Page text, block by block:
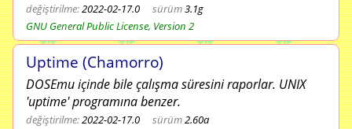
değiştirilme:2022-02-17.0 sürüm3.1g
GNU General Public License, Version 2
Uptime (Chamorro)
DOSEmu içinde bile çalışma süresini raporlar. UNIX
'uptime' programına benzer.
değiştirilme:2022-02-17.0 sürüm2.60a